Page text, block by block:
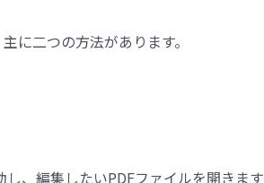
に二つの方法があります。
、編集したいPDFファイルを開きます